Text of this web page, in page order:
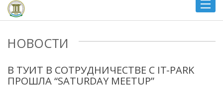
НОВОСТИ
В ТУИТ В СОТРУДНИЧЕСТВЕ С IT-PARK
ПРОШЛА “SATURDAY MEETUP”